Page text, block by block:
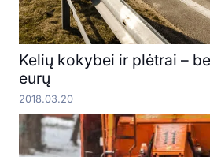
Kelių kokybei ir plėtrai –
eurų
2018.03.20